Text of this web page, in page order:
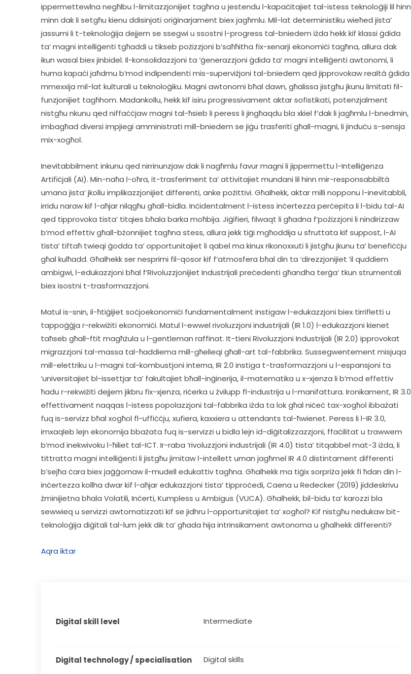
ippermettewlna negħlbu l-limitazzjonijiet tagħna u jestendu l-kapaċitajiet tal-istess teknoloġiji lil hinn
minn dak li setgħu kienu ddisinjati oriġinarjament biex jagħmlu. Mil-lat deterministiku wieħed jista’
jassumi li t-teknoloġija dejjem se ssegwi u ssostni l-progress tal-bniedem iżda hekk kif klassi ġdida
ta’ magni intelliġenti tgħaddi u tikseb pożizzjoni b’saħħitha fix-xenarji ekonomiċi tagħna, allura dak
ikun wasal biex jinbidel. Il-konsolidazzjoni ta ‘ġenerazzjoni ġdida ta’ magni intelliġenti awtonomi, li
huma kapaċi jaħdmu b’mod indipendenti mis-superviżjoni tal-bniedem qed jipprovokaw realtà ġdida
mmexxija mil-lat kulturali u teknoloġiku. Magni awtonomi bħal dawn, għalissa jistgħu jkunu limitati fil-
funzjonijiet tagħhom. Madankollu, hekk kif isiru progressivament aktar sofistikati, potenzjalment
nistgħu nkunu qed niffaċċjaw magni tal-ħsieb li peress li jingħaqdu bla xkiel f’dak li jagħmlu l-bnedmin,
imbagħad diversi impjiegi amministrati mill-bniedem se jiġu trasferiti għall-magni, li jinduċu s-sensja
mix-xogħol.
Inevitabbilment inkunu qed nirrinunzjaw dak li nagħmlu favur magni li jippermettu l-Intelliġenza
Artifiċjali (AI). Min-naħa l-oħra, it-trasferiment ta’ attivitajiet mundani lil hinn mir-responsabbiltà
umana jista’ jkollu implikazzjonijiet differenti, anke pożittivi. Għalhekk, aktar milli nopponu l-inevitabbli,
irridu naraw kif l-aħjar nilqgħu għall-bidla. Inċidentalment l-istess inċertezza perċepita li l-bidu tal-AI
qed tipprovoka tista’ titqies bħala barka moħbija. Jiġifieri, filwaqt li għadna f’pożizzjoni li nindirizzaw
b’mod effettiv għall-bżonnijiet tagħna stess, allura jekk tiġi mgħoddija u sfruttata kif suppost, l-AI
tista’ tiftaħ twieqi ġodda ta’ opportunitajiet li qabel ma kinux rikonoxxuti li jistgħu jkunu ta’ benefiċċju
għal kulħadd. Għalhekk ser nesprimi fil-qosor kif f’atmosfera bħal din ta ‘direzzjonijiet ‘il quddiem
ambigwi, l-edukazzjoni bħal f’Rivoluzzjonijiet Industrijali preċedenti għandha terġa’ tkun strumentali
biex isostni t-trasformazzjoni.
Matul is-snin, il-ħtiġijiet soċjoekonomiċi fundamentalment instigaw l-edukazzjoni biex tirrifletti u
tappoġġja r-rekwiżiti ekonomiċi. Matul l-ewwel rivoluzzjoni industrijali (IR 1.0) l-edukazzjoni kienet
taħseb għall-ftit magħżula u l-gentleman raffinat. It-tieni Rivoluzzjoni Industrijali (IR 2.0) ipprovokat
migrazzjoni tal-massa tal-ħaddiema mill-għelieqi għall-art tal-fabbrika. Sussegwentement misjuqa
mill-elettriku u l-magni tal-kombustjoni interna, IR 2.0 instiga t-trasformazzjoni u l-espansjoni ta
‘universitajiet bl-issettjar ta’ fakultajiet bħall-inġinerija, il-matematika u x-xjenza li b’mod effettiv
ħadu r-rekwiżiti dejjem jikbru fix-xjenza, riċerka u żvilupp fl-industrija u l-manifattura. Ironikament, IR 3.0
effettivament naqqas l-istess popolazzjoni tal-fabbrika iżda ta lok għal niċeċ tax-xogħol ibbażati
fuq is-servizz bħal xogħol fl-uffiċċju, xufiera, kaxxiera u attendants tal-ħwienet. Peress li l-IR 3.0,
imxaqleb lejn ekonomija bbażata fuq is-servizzi u bidla lejn id-diġitalizzazzjoni, ffaċilitat u trawwem
b’mod inekwivoku l-ħiliet tal-ICT. Ir-raba ‘rivoluzzjoni industrijali (IR 4.0) tista’ titqabbel mat-3 iżda, li
tittratta magni intelliġenti li jistgħu jimitaw l-intellett uman jagħmel IR 4.0 distintament differenti
b’sejħa ċara biex jaġġornaw il-mudell edukattiv tagħna. Għalhekk ma tiġix sorpriża jekk fi ħdan din l-
inċertezza kollha dwar kif l-aħjar edukazzjoni tista’ tipproċedi, Caena u Redecker (2019) jiddeskrivu
żminijietna bħala Volatili, Inċerti, Kumpless u Ambigus (VUCA). Għalhekk, bil-bidu ta’ karozzi bla
sewwieq u servizzi awtomatizzati kif se jidhru l-opportunitajiet ta’ xogħol? Kif nistgħu nedukaw bit-
teknoloġija diġitali tal-lum jekk dik ta’ għada hija intrinsikament awtonoma u għalhekk differenti?
Aqra iktar
Digital skill level Intermediate
Digital technology / specialisation Digital skills